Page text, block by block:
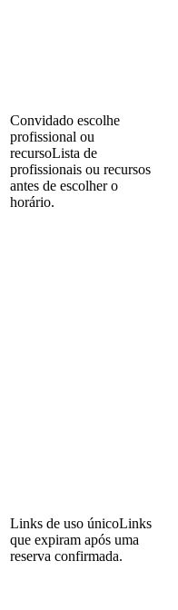
Convidado escolhe
profissional ou
recursoLista de
profissionais ou recursos
antes de escolher o
horário.
Links de uso únicoLinks
que expiram após uma
reserva confirmada.